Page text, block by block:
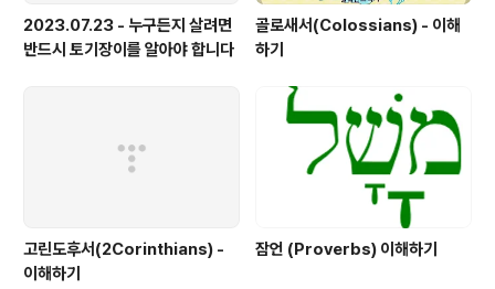
2023.07.23 - 누구든지 살려면
반드시 토기장이를 알아야 합니다
골로새서(Colossians) - 이해
하기
고린도후서(2Corinthians) -
이해하기
잠언 (Proverbs) 이해하기